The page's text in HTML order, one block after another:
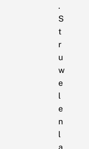
.
S
t
r
u
w
e
l
e
n
l